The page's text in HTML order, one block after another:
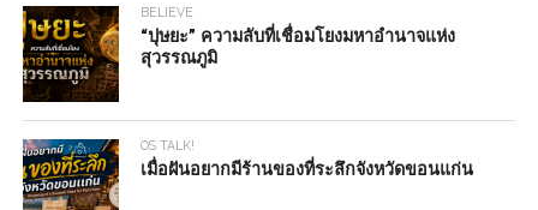
BELIEVE
“ปุษยะ” ความลับที่เชื่อมโยงมหาอำนาจแห่ง
สุวรรณภูมิ
OS TALK!
เมื่อฝันอยากมีร้านของที่ระลึกจังหวัดขอนแก่น